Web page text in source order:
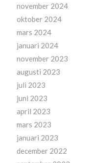
november 2024
oktober 2024
mars 2024
januari 2024
november 2023
augusti 2023
juli 2023
juni 2023
april 2023
mars 2023
januari 2023
december 2022